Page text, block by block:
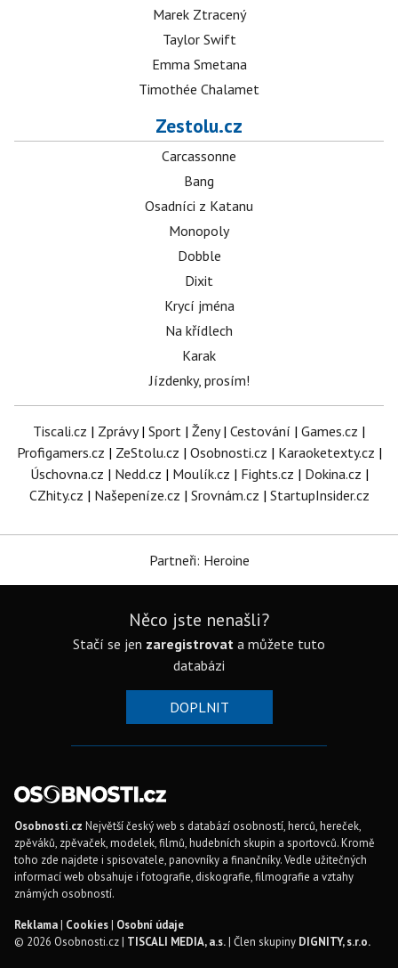
Marek Ztracený
Taylor Swift
Emma Smetana
Timothée Chalamet
Zestolu.cz
Carcassonne
Bang
Osadníci z Katanu
Monopoly
Dobble
Dixit
Krycí jména
Na křídlech
Karak
Jízdenky, prosím!
Tiscali.cz | Zprávy| Sport | Ženy| Cestování | Games.cz |
Profigamers.cz | ZeStolu.cz | Osobnosti.cz | Karaoketexty.cz |
Úschovna.cz | Nedd.cz | Moulík.cz | Fights.cz | Dokina.cz |
CZhity.cz | Našepeníze.cz | Srovnám.cz | StartupInsider.cz
Partneři: Heroine
Něco jste nenašli?
Stačí se jen zaregistrovat a můžete tuto
databázi
DOPLNIT
Osobnosti.cz Největší český web s databází osobností, herců, hereček,
zpěváků, zpěvaček, modelek, filmů, hudebních skupin a sportovců. Kromě
toho zde najdete i spisovatele, panovníky a finančníky. Vedle užitečných
informací web obsahuje i fotografie, diskografie, filmografie a vztahy
známých osobností.
Reklama| Cookies| Osobní údaje
© 2026 Osobnosti.cz | TISCALI MEDIA, a.s.| Člen skupiny DIGNITY, s.r.o.